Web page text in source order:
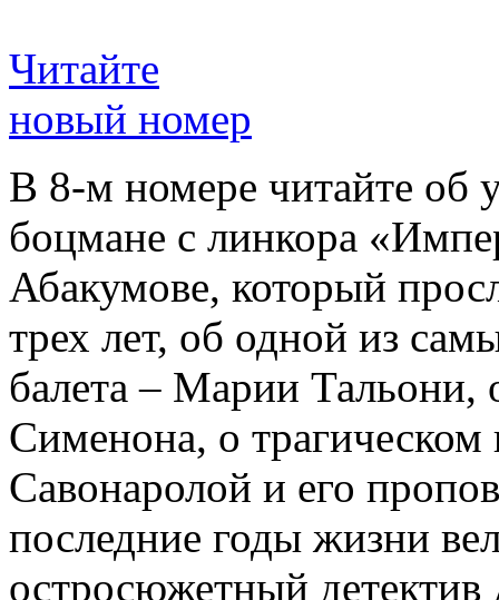
Читайте
новый номер
В 8-м номере читайте об
боцмане с линкора
Абакумове, который
трех лет, об одной из
балета – Марии
Сименона, о трагическом
Савонаролой и его
последние годы жизни
остросюжетный детектив